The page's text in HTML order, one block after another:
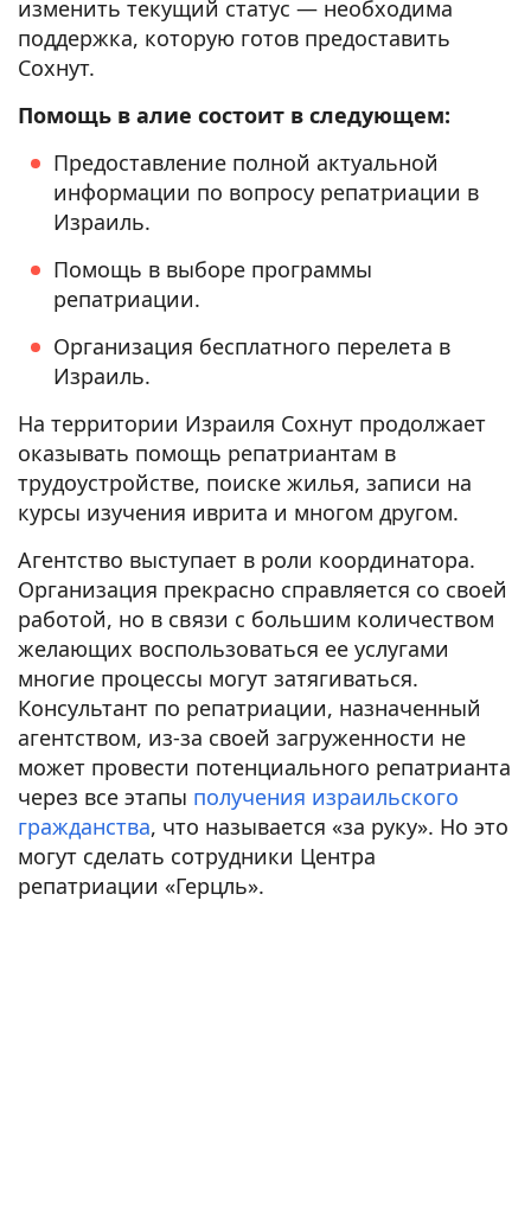
изменить текущий статус — необходима
поддержка, которую готов предоставить
Сохнут.
Помощь в алие состоит в следующем:
Предоставление полной актуальной
информации по вопросу репатриации в
Израиль.
Помощь в выборе программы
репатриации.
Организация бесплатного перелета в
Израиль.
На территории Израиля Сохнут продолжает
оказывать помощь репатриантам в
трудоустройстве, поиске жилья, записи на
курсы изучения иврита и многом другом.
Агентство выступает в роли координатора.
Организация прекрасно справляется со своей
работой, но в связи с большим количеством
желающих воспользоваться ее услугами
многие процессы могут затягиваться.
Консультант по репатриации, назначенный
агентством, из-за своей загруженности не
может провести потенциального репатрианта
через все этапы получения израильского
гражданства, что называется «за руку». Но это
могут сделать сотрудники Центра
репатриации «Герцль».